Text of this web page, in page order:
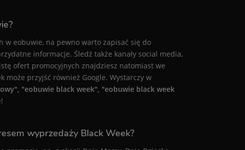
w eobuwie, na pewno warto zapisać się do
informacje. Śledź także kanały social media,
ofert promocyjnych znajdziesz natomiast we
przyjść również Google. Wystarczy w
"eobuwie black week", "eobuwie black week
wyprzedaży Black Week?